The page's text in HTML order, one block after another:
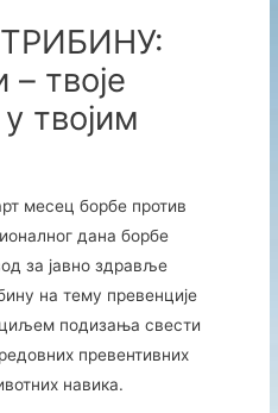
твоје
твојим
месец борбе против
дана борбе
за јавно здравље
на тему превенције
подизања свести
превентивних
навика.